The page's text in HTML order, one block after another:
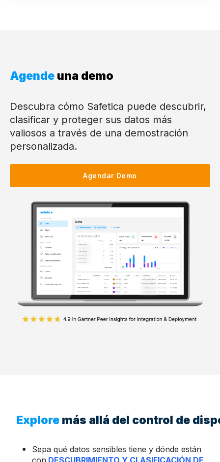
Agende una demo
Descubra cómo Safetica puede descubrir,
clasificar y proteger sus datos más
valiosos a través de una demostración
personalizada.
Agendar Demo
Explore más allá del control de
Sepa qué datos sensibles tiene y dónde están
con DESCUBRIMIENTO Y CLASIFICACIÓN DE